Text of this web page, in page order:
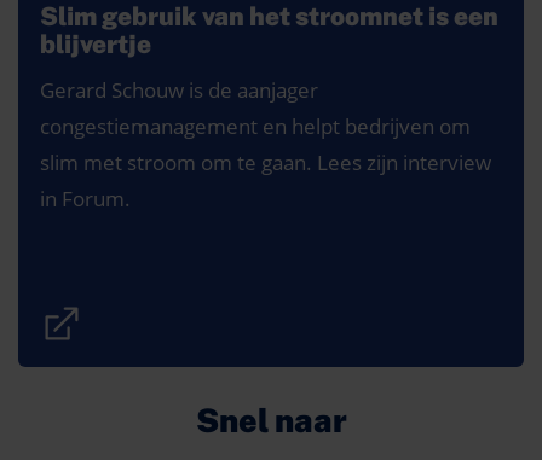
Slim gebruik van het stroomnet is een
blijvertje
Gerard Schouw is de aanjager
congestiemanagement en helpt bedrijven om
slim met stroom om te gaan. Lees zijn interview
in Forum.
Snel naar